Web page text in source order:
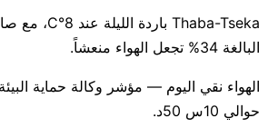
البالغة 34% تجعل الهواء منعشاً.
حوالي 10س 50د.